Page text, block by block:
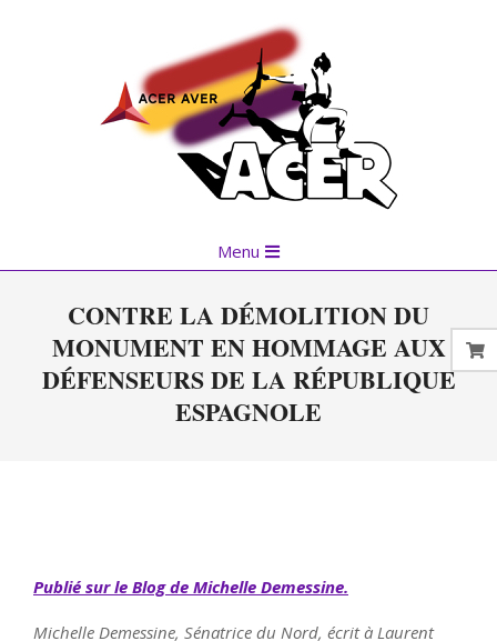
Navigation
Menu
CONTRE LA DÉMOLITION DU
MONUMENT EN HOMMAGE AUX
DÉFENSEURS DE LA RÉPUBLIQUE
ESPAGNOLE
Publié sur le Blog de Michelle Demessine.
Michelle Demessine, Sénatrice du Nord, écrit à Laurent